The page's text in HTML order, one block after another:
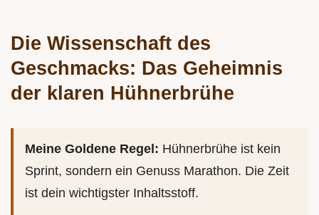
Die Wissenschaft des
Geschmacks: Das Geheimnis
der klaren Hühnerbrühe
Meine Goldene Regel: Hühnerbrühe ist kein
Sprint, sondern ein Genuss Marathon. Die Zeit
ist dein wichtigster Inhaltsstoff.